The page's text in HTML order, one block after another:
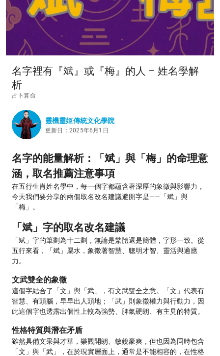
名字裡有『斌』或『梅』的人 – 姓名學解
析
占卜算命
靈機靈姬傳統文化學院
更新日：2025年6月1日
名字的能量解析：「斌」與「梅」的命理意
涵，取名推薦注意事項
在五行生肖姓名學中，每一個字都蘊含著深厚的象徵與影響力，
今天我們要分享的兩個取名改名建議避開字是——「斌」與
「梅」。
「斌」字的取名改名建議
「斌」字的筆劃為十二劃，無論是繁體還是簡體，字形一致。從
五行來看，「斌」屬水，象徵著智慧、聰明才智、靈活與適應
力。
文武雙全的象徵
這個字結合了「文」與「武」，有文武雙全之意。「文」代表有
智慧、有頭腦，早早出人頭地；「武」則象徵權力與行動力，因
此這個字也透露出個性上較為強勢、脾氣硬朗、有主見的特質。
性格特質與潛在矛盾
雖然具備文采與才華，樂觀開朗、敏銳豪爽，但也因為同時包含
「文」與「武」，在於現實層面上，通常是不能相容的，在性格